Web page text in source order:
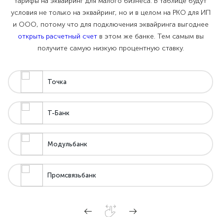
условия не только на эквайринг, но и в целом на РКО для ИП
и ООО, потому что для подключения эквайринга выгоднее
открыть расчетный счетв этом же банке. Тем самым вы
получите самую низкую процентную ставку.
Точка
Т-Банк
Модульбанк
Промсвязьбанк